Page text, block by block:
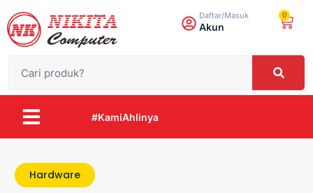
Daftar/Masuk
Akun
0
#KamiAhlinya
Hardware